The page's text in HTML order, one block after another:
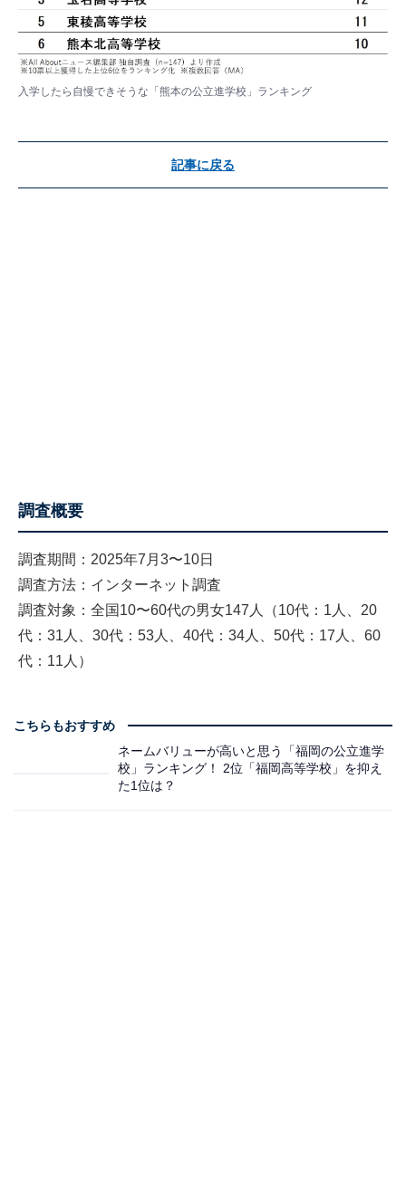
入学したら自慢できそうな「熊本の公立進学校」ランキング
記事に戻る
調査概要
調査期間：2025年7月3〜10日
調査方法：インターネット調査
調査対象：全国10〜60代の男女147人（10代：1人、20
代：31人、30代：53人、40代：34人、50代：17人、60
代：11人）
こちらもおすすめ
ネームバリューが高いと思う「福岡の公立進学
校」ランキング！ 2位「福岡高等学校」を抑え
た1位は？